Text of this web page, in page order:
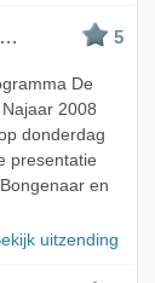
5
De
2008
donderdag
presentatie
en
uitzending